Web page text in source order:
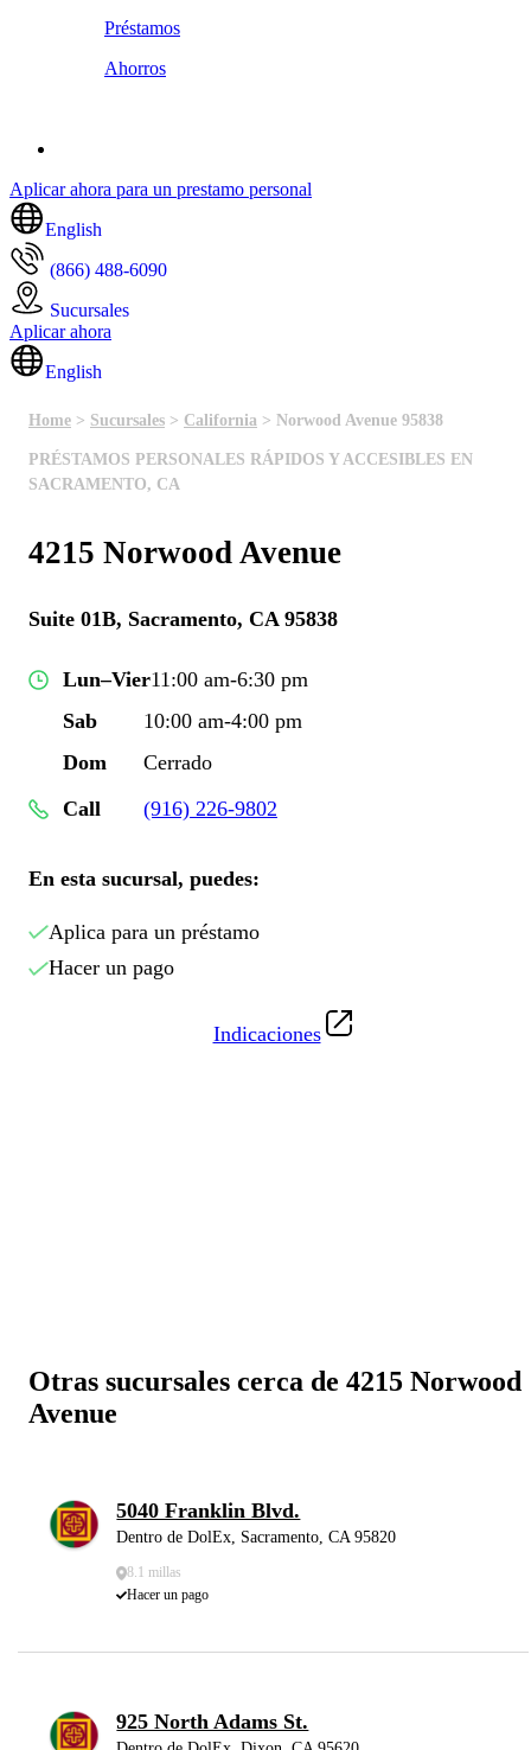
Préstamos
Ahorros
Aplicar ahora para un prestamo personal
English
(866) 488-6090
Sucursales
Aplicar ahora
English
Home > Sucursales > California > Norwood Avenue 95838
PRÉSTAMOS PERSONALES RÁPIDOS Y ACCESIBLES EN
SACRAMENTO, CA
4215 Norwood Avenue
Suite 01B, Sacramento, CA 95838
Lun–Vier11:00 am-6:30 pm
Sab
10:00 am-4:00 pm
Dom
Cerrado
Call
(916) 226-9802
En esta sucursal, puedes:
Aplica para un préstamo
Hacer un pago
Indicaciones
Otras sucursales cerca de 4215 Norwood
Avenue
5040 Franklin Blvd.
Dentro de DolEx, Sacramento, CA 95820
8.1 millas
Hacer un pago
925 North Adams St.